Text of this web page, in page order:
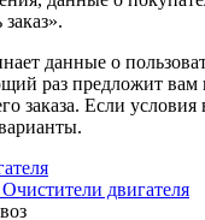
данные о
раз предложит вам
заказа. Если условия
двигателя